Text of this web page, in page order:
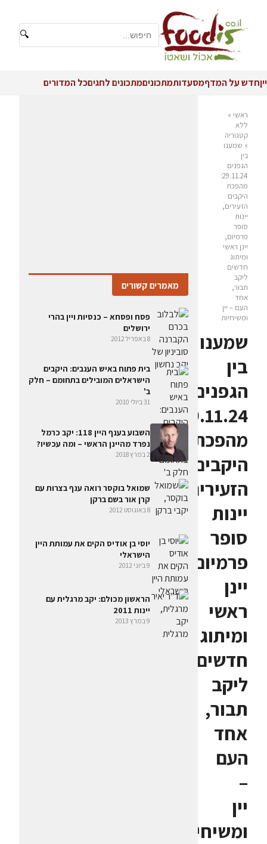
🔍
ייןחדש על המדףמסעדותמתכוניםמתכונים לחגיםכל המדורים
ראשי »
ללא
קטגוריה
» שמענו
בין
הגפנים
29.11.24:
מהפכת
היקבים
הזעירים,
יינות
סופר
פרמיום,
יינן ראשי
ומיתוג
חדשים
ליקב
תבור,
אחד
העם – יין
ומשיחיות
שמענו
בין
הגפנים
29.11.24:
מהפכת
היקבים
הזעירים,
יינות
סופר
פרמיום,
יינן
ראשי
ומיתוג
חדשים
ליקב
תבור,
אחד
העם
–
יין
ומשיחיות
מאמרים קשורים
פסח ופסחא – כנסיות ויין בהרי
ירושלים
8 באפריל 2012
בית פתוח באיש הענבים: היקבים
הישראלים המובילים בתחומם – חלק
ב'
31 ביולי 2010
השבוע בענף היין 118: יקב כרמל
נפרד מהיינן הראשי – ומה עכשיו?
2 במרץ 2018
שמואל בוקסר רואה ענף בצרות עם
קרן אור בשם ברקן
8 באוגוסט 2012
יוסי בן אודיס הקים את עמותת היין
הישראלי
9 ביוני 2012
הראשון מכולם: יקב מרגלית עם
יינות 2011
9 במרץ 2013